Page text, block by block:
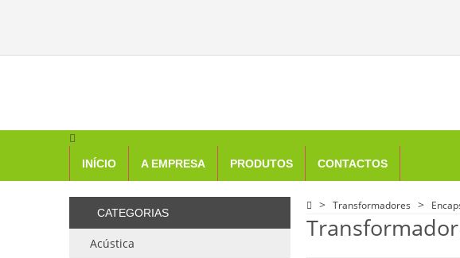
INÍCIO A EMPRESA PRODUTOS CONTACTOS
CATEGORIAS
Acústica
Transformadores